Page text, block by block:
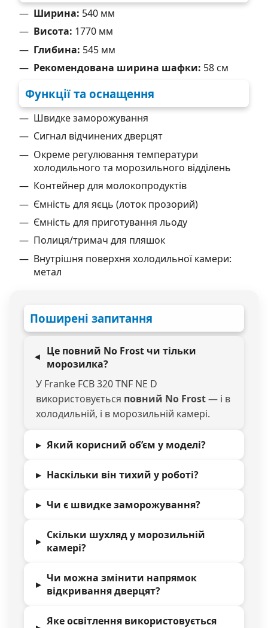
Ширина: 540 мм
Висота: 1770 мм
Глибина: 545 мм
Рекомендована ширина шафки: 58 см
Функції та оснащення
Швидке заморожування
Сигнал відчинених дверцят
Окреме регулювання температури
холодильного та морозильного відділень
Контейнер для молокопродуктів
Ємність для яєць (лоток прозорий)
Ємність для приготування льоду
Полиця/тримач для пляшок
Внутрішня поверхня холодильної камери:
метал
Поширені запитання
Це повний No Frost чи тільки
морозилка?
У Franke FCB 320 TNF NE D
використовується повний No Frost— і в
холодильній, і в морозильній камері.
Який корисний об’єм у моделі?
Наскільки він тихий у роботі?
Чи є швидке заморожування?
Скільки шухляд у морозильній
камері?
Чи можна змінити напрямок
відкривання дверцят?
Яке освітлення використовується